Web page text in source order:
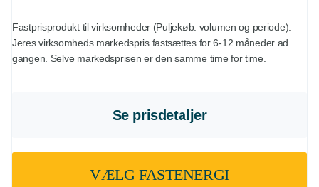
Fastprisprodukt til virksomheder (Puljekøb: volumen og periode).
Jeres virksomheds markedspris fastsættes for 6-12 måneder ad
gangen. Selve markedsprisen er den samme time for time.
Se prisdetaljer
VÆLG FASTENERGI